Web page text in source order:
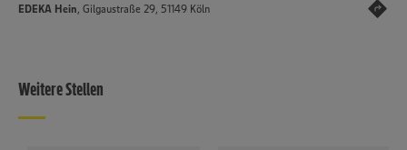
EDEKA Hein , Gilgaustraße 29, 51149 Köln
Weitere Stellen